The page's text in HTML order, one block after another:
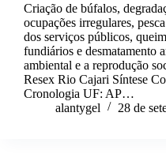
Criação de búfalos,
ocupações irregulares,
dos serviços públicos,
fundiários e desmatamento
ambiental e a reprodução
Resex Rio Cajari Síntese
Cronologia UF: AP…
alantygel
28 de